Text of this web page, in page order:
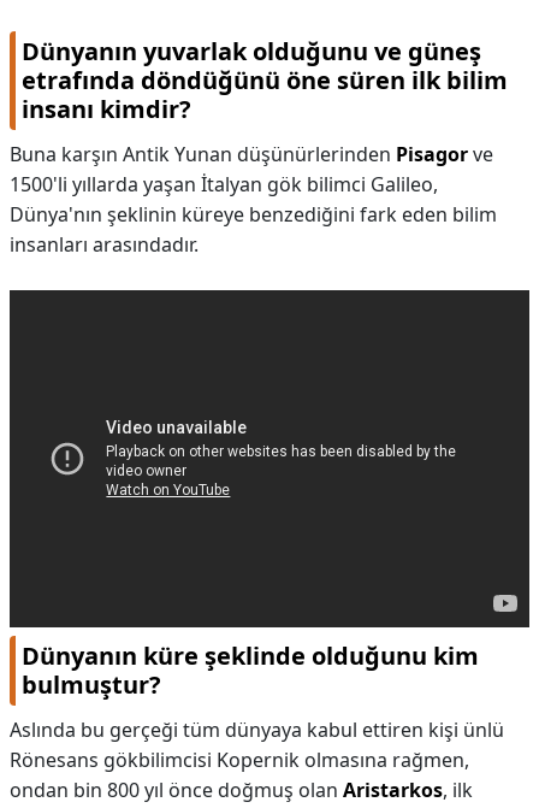
Dünyanın yuvarlak olduğunu ve güneş
etrafında döndüğünü öne süren ilk bilim
insanı kimdir?
Buna karşın Antik Yunan düşünürlerinden Pisagorve
1500'li yıllarda yaşan İtalyan gök bilimci Galileo,
Dünya'nın şeklinin küreye benzediğini fark eden bilim
insanları arasındadır.
Dünyanın küre şeklinde olduğunu kim
bulmuştur?
Aslında bu gerçeği tüm dünyaya kabul ettiren kişi ünlü
Rönesans gökbilimcisi Kopernik olmasına rağmen,
ondan bin 800 yıl önce doğmuş olan Aristarkos, ilk